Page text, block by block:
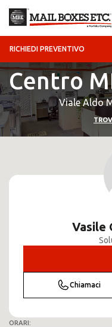
RICHIEDI PREVENTIVO
Centro
Viale Aldo
Vasile
Chiamaci
ORARI: